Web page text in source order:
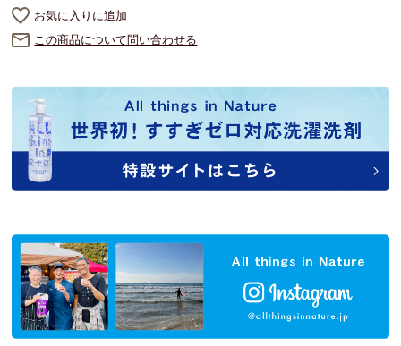
お気に入りに追加
この商品について問い合わせる